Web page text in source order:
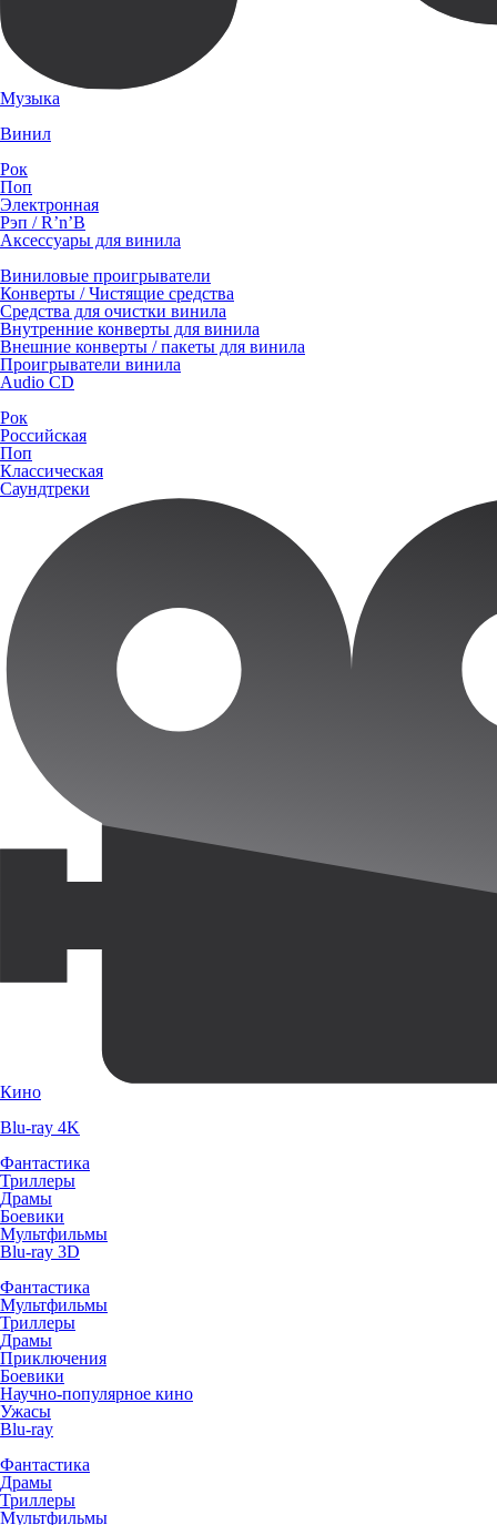
Музыка
Винил
Рок
Поп
Электронная
Рэп / R’n’B
Аксессуары для винила
Виниловые проигрыватели
Конверты / Чистящие средства
Средства для очистки винила
Внутренние конверты для винила
Внешние конверты / пакеты для винила
Проигрыватели винила
Audio CD
Рок
Российская
Поп
Классическая
Саундтреки
Кино
Blu-ray 4K
Фантастика
Триллеры
Драмы
Боевики
Мультфильмы
Blu-ray 3D
Фантастика
Мультфильмы
Триллеры
Драмы
Приключения
Боевики
Научно-популярное кино
Ужасы
Blu-ray
Фантастика
Драмы
Триллеры
Мультфильмы